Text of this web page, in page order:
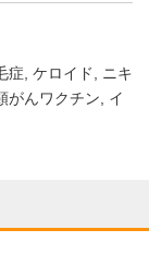
症 ケロイド
ニキ
がんワクチン
イ